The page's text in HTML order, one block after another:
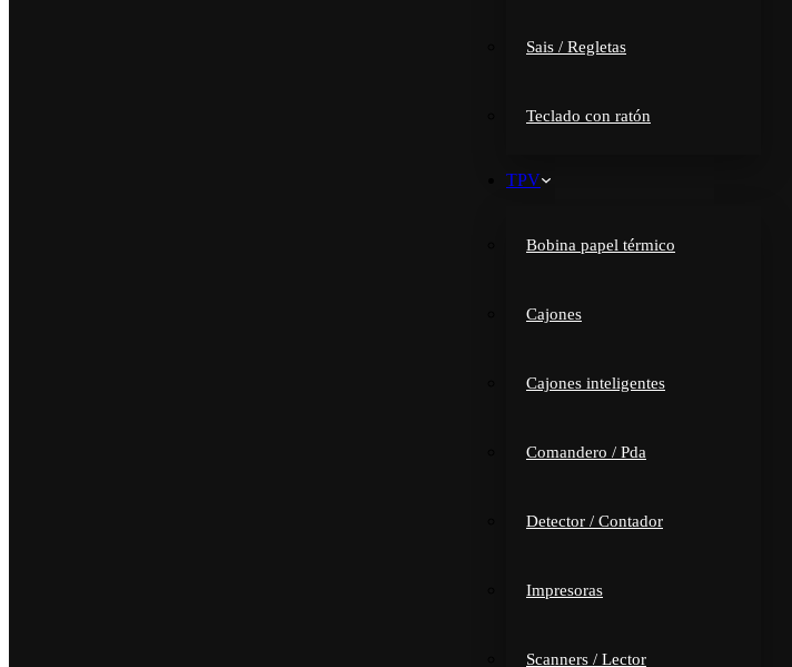
Sais / Regletas
Teclado con ratón
TPV
Bobina papel térmico
Cajones
Cajones inteligentes
Comandero / Pda
Detector / Contador
Impresoras
Scanners / Lector